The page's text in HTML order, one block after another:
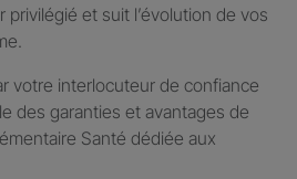
et suit l’évolution de vos
votre interlocuteur de confiance
des garanties et avantages de
Santé dédiée aux